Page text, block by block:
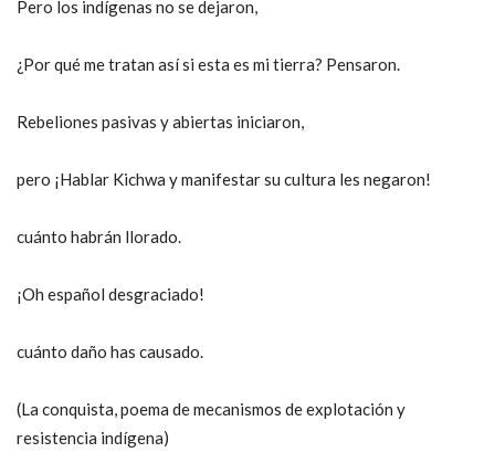
Pero los indígenas no se dejaron,
¿Por qué me tratan así si esta es mi tierra? Pensaron.
Rebeliones pasivas y abiertas iniciaron,
pero ¡Hablar Kichwa y manifestar su cultura les negaron!
cuánto habrán llorado.
¡Oh español desgraciado!
cuánto daño has causado.
(La conquista, poema de mecanismos de explotación y
resistencia indígena)